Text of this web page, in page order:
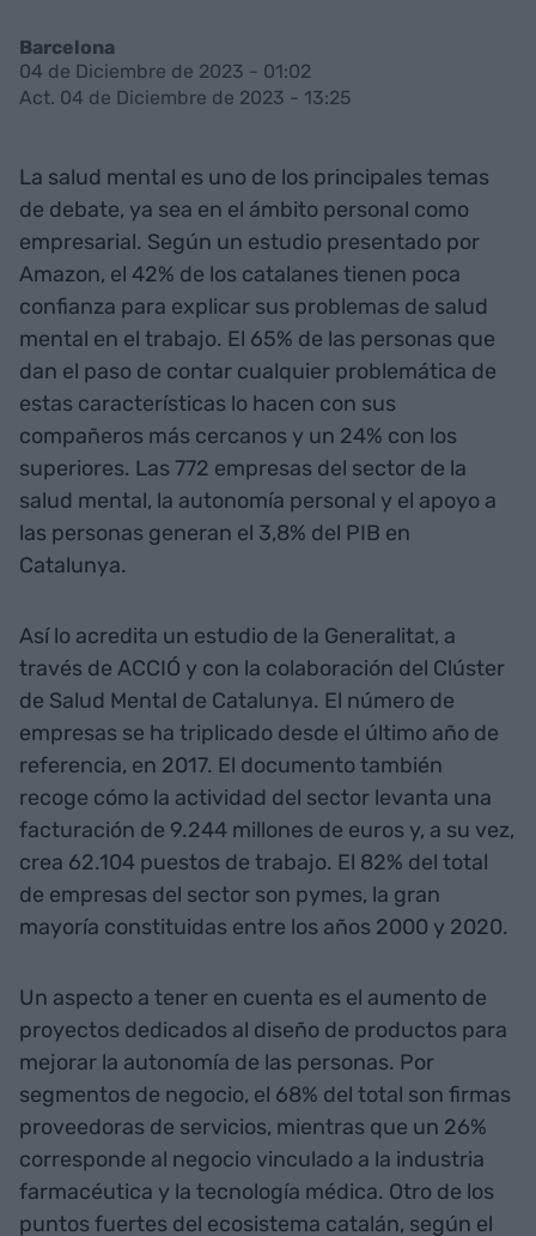
Barcelona
04 de Diciembre de 2023 - 01:02
Act. 04 de Diciembre de 2023 - 13:25
La salud mental es uno de los principales temas
de debate, ya sea en el ámbito personal como
empresarial. Según un estudio presentado por
Amazon, el 42% de los catalanes tienen poca
confianza para explicar sus problemas de salud
mental en el trabajo. El 65% de las personas que
dan el paso de contar cualquier problemática de
estas características lo hacen con sus
compañeros más cercanos y un 24% con los
superiores. Las 772 empresas del sector de la
salud mental, la autonomía personal y el apoyo a
las personas generan el 3,8% del PIB en
Catalunya.
Así lo acredita un estudio de la Generalitat, a
través de ACCIÓ y con la colaboración del Clúster
de Salud Mental de Catalunya. El número de
empresas se ha triplicado desde el último año de
referencia, en 2017. El documento también
recoge cómo la actividad del sector levanta una
facturación de 9.244 millones de euros y, a su vez,
crea 62.104 puestos de trabajo. El 82% del total
de empresas del sector son pymes, la gran
mayoría constituidas entre los años 2000 y 2020.
Un aspecto a tener en cuenta es el aumento de
proyectos dedicados al diseño de productos para
mejorar la autonomía de las personas. Por
segmentos de negocio, el 68% del total son firmas
proveedoras de servicios, mientras que un 26%
corresponde al negocio vinculado a la industria
farmacéutica y la tecnología médica. Otro de los
puntos fuertes del ecosistema catalán, según el